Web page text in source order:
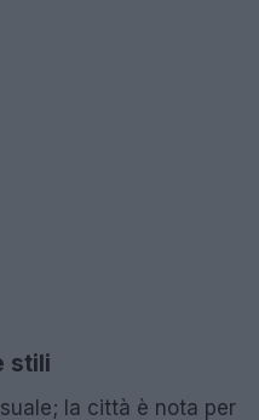
stili
la città è nota per